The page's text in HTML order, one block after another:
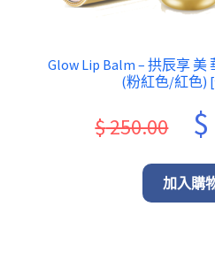
Glow Lip Balm – 拱辰享 美
(粉紅色/紅色)
$250.00
price
was:
$
加入購